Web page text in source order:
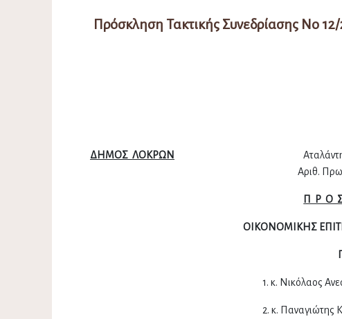
Πρόσκληση Τακτικής Συνεδρίασης Νο
ΔΗΜΟΣ ΛΟΚΡΩΝ Αταλάντη 12/
Αριθ.
Π Ρ Ο
ΟΙΚΟΝΟΜΙΚΗΣ
1. κ. Νικόλαος
2. κ. Παναγιώτης